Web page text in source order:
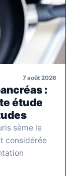
7 août 2026
:
étude
sème le
considérée